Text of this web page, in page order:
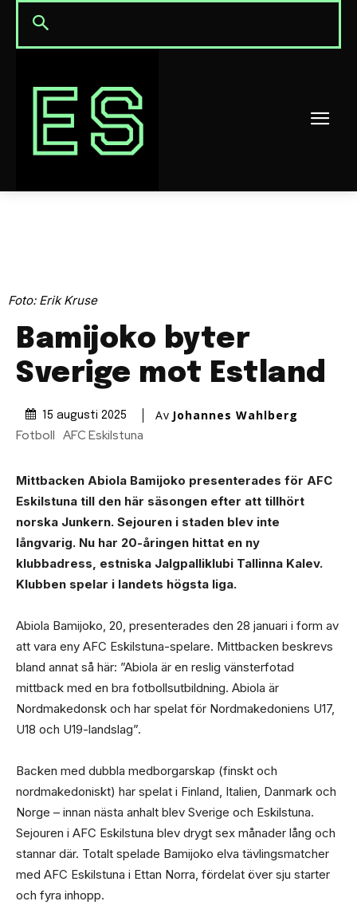
Foto: Erik Kruse
Bamijoko byter
Sverige mot Estland
15 augusti 2025 Av Johannes Wahlberg
Fotboll AFC Eskilstuna
Mittbacken Abiola Bamijoko presenterades för AFC
Eskilstuna till den här säsongen efter att tillhört
norska Junkern. Sejouren i staden blev inte
långvarig. Nu har 20-åringen hittat en ny
klubbadress, estniska Jalgpalliklubi Tallinna Kalev.
Klubben spelar i landets högsta liga.
Abiola Bamijoko, 20, presenterades den 28 januari i form av
att vara eny AFC Eskilstuna-spelare. Mittbacken beskrevs
bland annat så här: ”Abiola är en reslig vänsterfotad
mittback med en bra fotbollsutbildning. Abiola är
Nordmakedonsk och har spelat för Nordmakedoniens U17,
U18 och U19-landslag”.
Backen med dubbla medborgarskap (finskt och
nordmakedoniskt) har spelat i Finland, Italien, Danmark och
Norge – innan nästa anhalt blev Sverige och Eskilstuna.
Sejouren i AFC Eskilstuna blev drygt sex månader lång och
stannar där. Totalt spelade Bamijoko elva tävlingsmatcher
med AFC Eskilstuna i Ettan Norra, fördelat över sju starter
och fyra inhopp.